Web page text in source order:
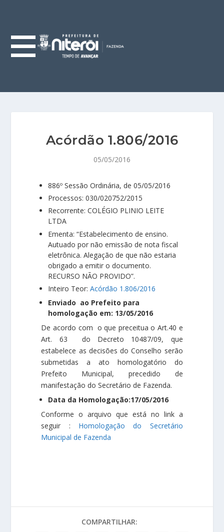
Acórdão 1.806/2016
05/05/2016
886º Sessão Ordinária, de 05/05/2016
Processos: 030/020752/2015
Recorrente: COLÉGIO PLINIO LEITE
LTDA
Ementa: “Estabelecimento de ensino.
Autuado por não emissão de nota fiscal
eletrônica. Alegação de que não estaria
obrigado a emitir o documento.
RECURSO NÃO PROVIDO”.
Inteiro Teor:Acórdão 1.806/2016
Enviado ao Prefeito para
homologação em: 13/05/2016
De acordo com o que preceitua o Art.40 e
Art. 63 do Decreto 10487/09, que
estabelece as decisões do Conselho serão
submetidas a ato homologatório do
Prefeito Municipal, precedido de
manifestação do Secretário de Fazenda.
Data da Homologação:17/05/2016
Conforme o arquivo que está no link a
seguir : Homologação do Secretário
Municipal de Fazenda
COMPARTILHAR: